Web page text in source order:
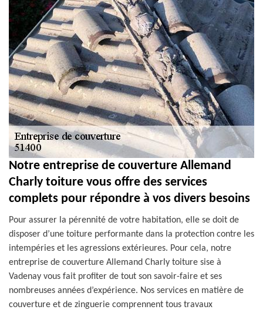
Notre entreprise de couverture Allemand
Charly toiture vous offre des services
complets pour répondre à vos divers besoins
Pour assurer la pérennité de votre habitation, elle se doit de
disposer d’une toiture performante dans la protection contre les
intempéries et les agressions extérieures. Pour cela, notre
entreprise de couverture Allemand Charly toiture sise à
Vadenay vous fait profiter de tout son savoir-faire et ses
nombreuses années d’expérience. Nos services en matière de
couverture et de zinguerie comprennent tous travaux